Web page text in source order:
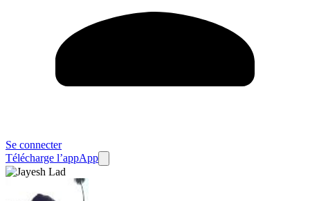
Se connecter
Télécharge l’appApp